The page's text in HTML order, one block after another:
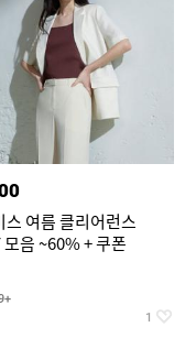
스 여름 클리어런스
모음 ~60% + 쿠폰
1